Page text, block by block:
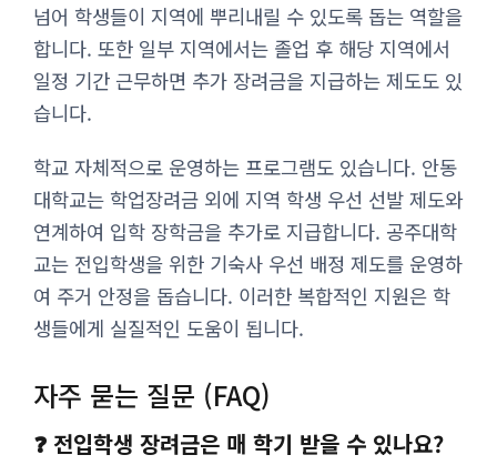
넘어 학생들이 지역에 뿌리내릴 수 있도록 돕는 역할을
합니다. 또한 일부 지역에서는 졸업 후 해당 지역에서
일정 기간 근무하면 추가 장려금을 지급하는 제도도 있
습니다.
학교 자체적으로 운영하는 프로그램도 있습니다. 안동
대학교는 학업장려금 외에 지역 학생 우선 선발 제도와
연계하여 입학 장학금을 추가로 지급합니다. 공주대학
교는 전입학생을 위한 기숙사 우선 배정 제도를 운영하
여 주거 안정을 돕습니다. 이러한 복합적인 지원은 학
생들에게 실질적인 도움이 됩니다.
자주 묻는 질문 (FAQ)
❓ 전입학생 장려금은 매 학기 받을 수 있나요?